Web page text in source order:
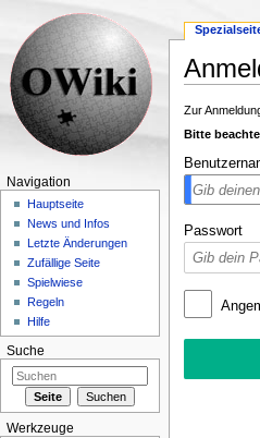
Zur
Bitte
Passwort
Navigation
Hauptseite
News und Infos
Letzte Änderungen
Zufällige Seite
Spielwiese
Regeln
Hilfe
Suche
Werkzeuge